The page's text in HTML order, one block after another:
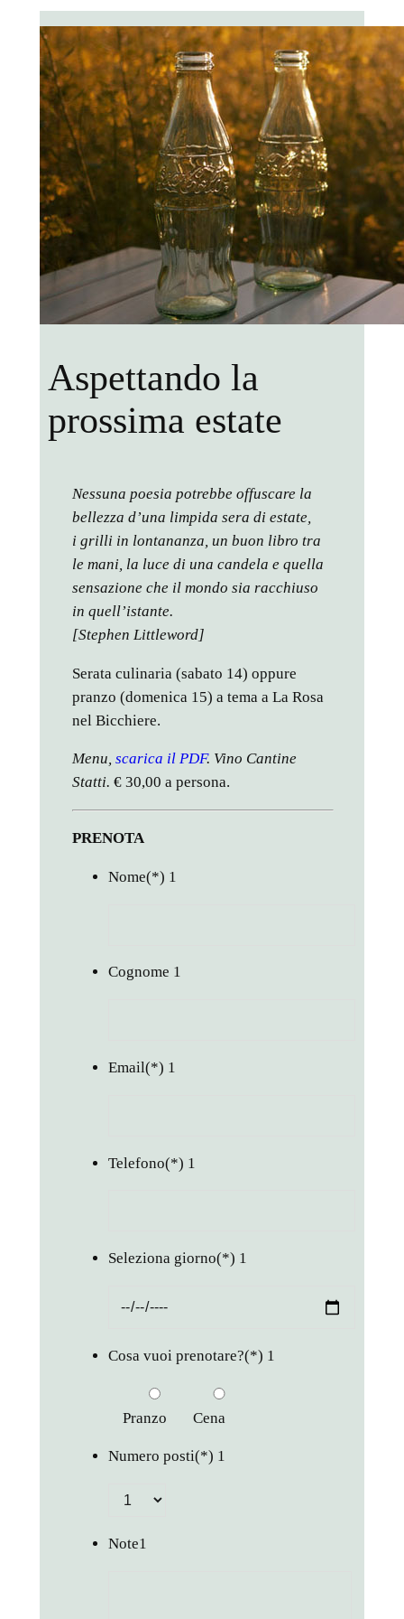
Aspettando la
prossima estate
Nessuna poesia potrebbe offuscare la
bellezza d’una limpida sera di estate,
i grilli in lontananza, un buon libro tra
le mani, la luce di una candela e quella
sensazione che il mondo sia racchiuso
in quell’istante.
[Stephen Littleword]
Serata culinaria (sabato 14) oppure
pranzo (domenica 15) a tema a La Rosa
nel Bicchiere.
Menu, scarica il PDF. Vino Cantine
Statti. € 30,00 a persona.
PRENOTA
Nome(*) 1
Cognome 1
Email(*) 1
Telefono(*) 1
Seleziona giorno(*) 1
Cosa vuoi prenotare?(*) 1
Pranzo Cena
Numero posti(*) 1
Note1